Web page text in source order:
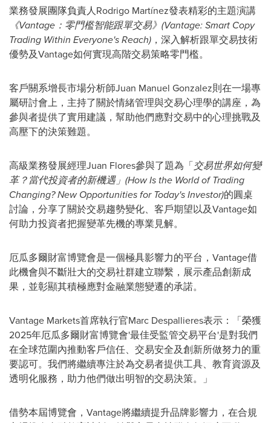
業務發展團隊負責人Rodrigo Martínez發表精彩的主題演講
《Vantage：零門檻智能跟單交易》(Vantage: Smart Copy
Trading Within Everyone's Reach) ，深入解析跟單交易技術
優勢及Vantage如何實現高階交易策略零門檻。
客戶關系增長市場分析師Juan Manuel Gonzalez則在一場專
屬研討會上，主持了關於情緒管理與交易心理學的講座，為
參與者提供了實用建議，幫助他們應對交易中的心理挑戰及
高壓下的決策難題。
高級業務發展經理Juan Flores參與了題為「交易世界如何變
革？當代投資者的新機遇」 (How Is the World of Trading
Changing? New Opportunities for Today's Investor)的圓桌
討論，分享了關於交易趨勢變化、客戶期望以及Vantage如
何助力投資者把握變革先機的專業見解。
厄瓜多爾財富博覽會是一個極具影響力的平台，Vantage借
此機會與不斷壯大的交易社群建立聯繫 ，展示產品創新成
果，並彰顯其積極應對金融業態變遷的承諾。
Vantage Markets首席執行官Marc Despallieres表示：「榮獲
2025年厄瓜多爾財富博覽會'最佳受監管交易平台'是對我們
在全球范圍內推動客戶信任、交易安全及創新所做努力的重
要認可。我們將繼續專注於為交易者提供工具、教育資源及
透明化服務，助力他們做出明智的交易決策。」
借勢本屆博覽會，Vantage將繼續提升品牌影響力，在合規